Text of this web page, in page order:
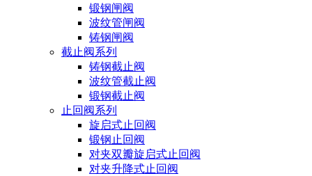
锻钢闸阀
波纹管闸阀
铸钢闸阀
截止阀系列
铸钢截止阀
波纹管截止阀
锻钢截止阀
止回阀系列
旋启式止回阀
锻钢止回阀
对夹双瓣旋启式止回阀
对夹升降式止回阀